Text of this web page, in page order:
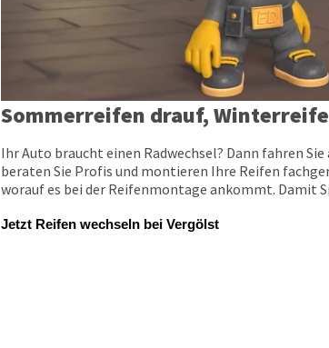
Sommerreifen drauf,
Ihr Auto braucht einen Radwechsel? Dann fahren
beraten Sie Profis und montieren Ihre Reifen
worauf es bei der Reifenmontage ankommt. Damit
Jetzt Reifen wechseln bei Vergölst